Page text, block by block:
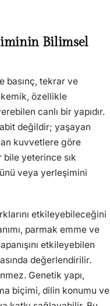
Bilimsel
basınç, tekrar ve
kemik, özellikle
canlı bir yapıdır.
değildir; yaşayan
kuvvetlere göre
yeterince sık
veya yerleşimini
etkileyebileceğini
parmak emme ve
etkileyebilen
değerlendirilir.
Genetik yapı,
biçimi, dilin konumu ve